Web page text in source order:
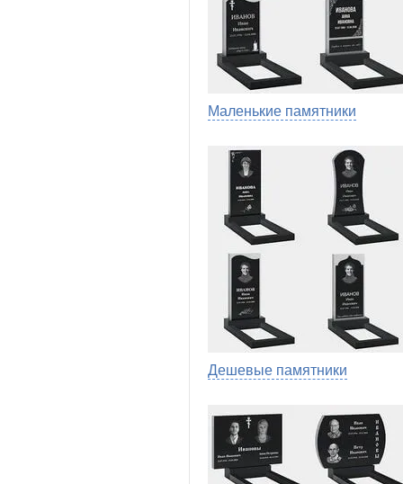
Маленькие памятники
Дешевые памятники